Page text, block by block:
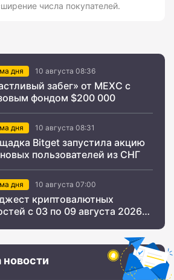
числа покупателей.
дня 10 августа 08:36
забег» от MEXC с
фондом $200 000
дня 10 августа 08:31
Bitget запустила акцию
пользователей из СНГ
дня 10 августа 07:00
криптовалютных
с 03 по 09 августа 2026